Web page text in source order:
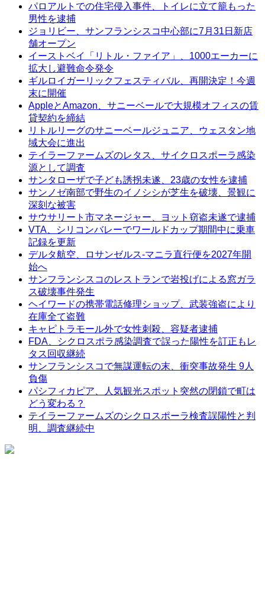
パロアルトでの住宅侵入事件、トイレに立て籠もった
男性を逮捕
ジョリビー、サンフランシスコ中心部に7月31日新店
舗オープン
イーストベイ「リトル・ファイア」、1000エーカーに
拡大し避難命令発令
ギルロイガーリックフェスティバル、再開決定！今週
末に開催
AppleとAmazon、サニーベールで大規模オフィスの賃
貸契約を締結
リトルリーグのサニーベールジュニア、ウェスタン地
域大会に進出
テイラーファームズのレタス、サイクロスポーラ感染
源として調査
サンタローザで子ども誘拐未遂、23歳の女性を逮捕
サンノゼ南部で野生のイノシシが芝生を破壊、景観に
深刻な被害
サウサリート市マネージャー、ヨット窃盗未遂で逮捕
VTA、シリコンバレーでワールドカップ期間中に乗車
記録を更新
デルタ航空、ロサンゼルス-マニラ直行便を2027年開
始へ
サンフランシスコのレストランで岩投げによる窓ガラ
ス破壊事件発生
ヘイワードの携帯電話修理ショップ、武装強盗により
在庫全て盗難
キャピトラモール外で女性刺殺、容疑者逮捕
FDA、シクロスポラ感染調査で誤った陽性を訂正もレ
タス回収継続
サンフランシスコで無謀運転の末、衝突事故発生 9人
負傷
パシフィカピア、人気観光スポット突然の閉鎖で町は
どう変わる？
テイラーファームズのシクロスポーラ検査誤陽性と判
明、調査継続中